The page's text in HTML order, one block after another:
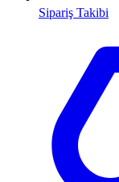
Sipariş Takibi